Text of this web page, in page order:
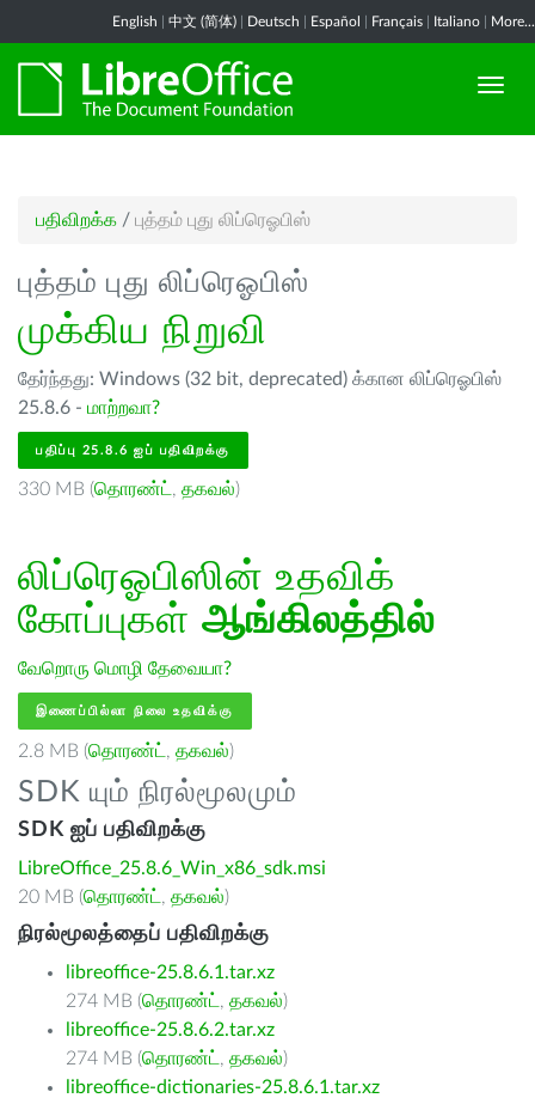
English 中文 (简体) Deutsch Español Français Italiano More...
பதிவிறக்க / புத்தம் புது லிப்ரெஓபிஸ்
புத்தம் புது லிப்ரெஓபிஸ்
முக்கிய நிறுவி
தேர்ந்தது: Windows (32 bit, deprecated) க்கான லிப்ரெஓபிஸ்
25.8.6 - மாற்றவா?
பதிப்பு 25.8.6 ஐப் பதிவிறக்கு
330 MB (தொரண்ட் , தகவல்)
லிப்ரெஓபிஸின் உதவிக்
கோப்புகள் ஆங்கிலத்தில்
வேறொரு மொழி தேவையா?
இணைப்பில்லா நிலை உதவிக்கு
2.8 MB (தொரண்ட் , தகவல்)
SDK யும் நிரல்மூலமும்
SDK ஐப் பதிவிறக்கு
LibreOffice_25.8.6_Win_x86_sdk.msi
20 MB (தொரண்ட் , தகவல்)
நிரல்மூலத்தைப் பதிவிறக்கு
libreoffice-25.8.6.1.tar.xz
274 MB (தொரண்ட் , தகவல்)
libreoffice-25.8.6.2.tar.xz
274 MB (தொரண்ட் , தகவல்)
libreoffice-dictionaries-25.8.6.1.tar.xz